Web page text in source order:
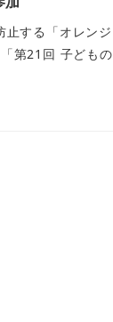
止する「オレンジ
第21回 子どもの